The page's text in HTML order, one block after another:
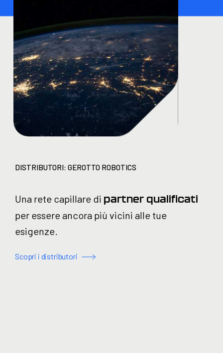
DISTRIBUTORI: GEROTTO ROBOTICS
Una rete capillare di partner qualificati
per essere ancora più vicini alle tue
esigenze.
Scopri i distributori